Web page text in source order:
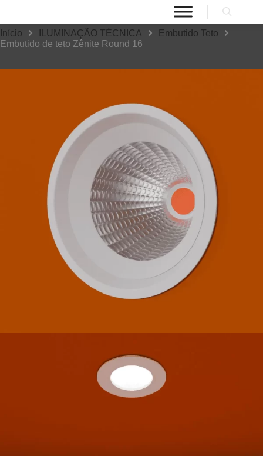
Início ILUMINAÇÃO TÉCNICA
Embutido Teto
Embutido de teto Zênite Round 16